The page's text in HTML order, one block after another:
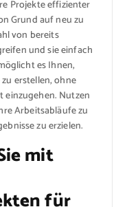
Projekte effizienter
Grund auf neu zu
von bereits
und sie einfach
es Ihnen,
erstellen, ohne
einzugehen. Nutzen
Arbeitsabläufe zu
zu erzielen.
mit
für